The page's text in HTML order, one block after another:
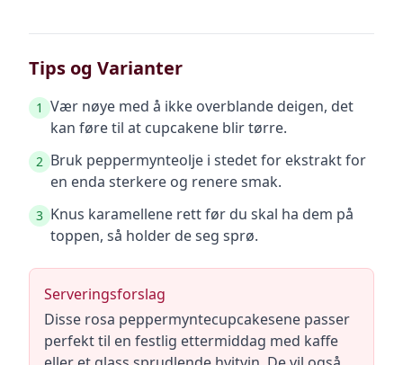
Tips og Varianter
1 Vær nøye med å ikke overblande deigen, det
kan føre til at cupcakene blir tørre.
2 Bruk peppermynteolje i stedet for ekstrakt for
en enda sterkere og renere smak.
3 Knus karamellene rett før du skal ha dem på
toppen, så holder de seg sprø.
Serveringsforslag
Disse rosa peppermyntecupcakesene passer
perfekt til en festlig ettermiddag med kaffe